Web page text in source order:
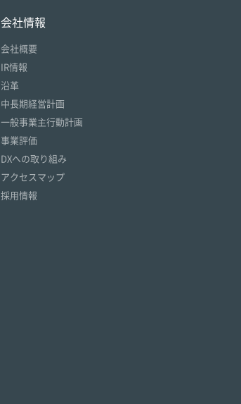
会社情報
会社概要
IR情報
沿革
中長期経営計画
一般事業主行動計画
事業評価
DXへの取り組み
アクセスマップ
採用情報